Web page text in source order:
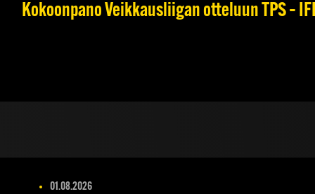
Kokoonpano Veikkausliigan otteluun TPS –
01.08.2026